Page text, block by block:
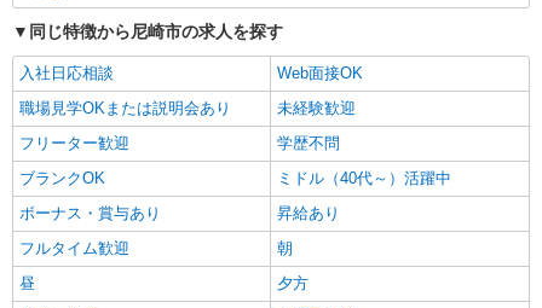
同じ特徴から尼崎市の求人を探す
入社日応相談
Web面接OK
職場見学OKまたは説明会あり
未経験歓迎
フリーター歓迎
学歴不問
ブランクOK
ミドル（40代～）活躍中
ボーナス・賞与あり
昇給あり
フルタイム歓迎
朝
昼
夕方